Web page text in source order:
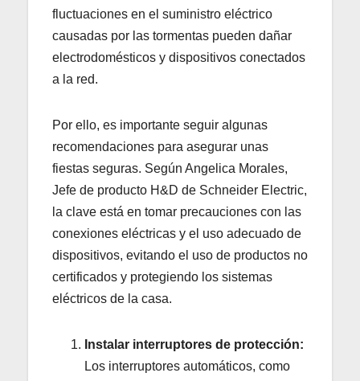
fluctuaciones en el suministro eléctrico
causadas por las tormentas pueden dañar
electrodomésticos y dispositivos conectados
a la red.
Por ello, es importante seguir algunas
recomendaciones para asegurar unas
fiestas seguras. Según Angelica Morales,
Jefe de producto H&D de Schneider Electric,
la clave está en tomar precauciones con las
conexiones eléctricas y el uso adecuado de
dispositivos, evitando el uso de productos no
certificados y protegiendo los sistemas
eléctricos de la casa.
Instalar interruptores de protección:
Los interruptores automáticos, como